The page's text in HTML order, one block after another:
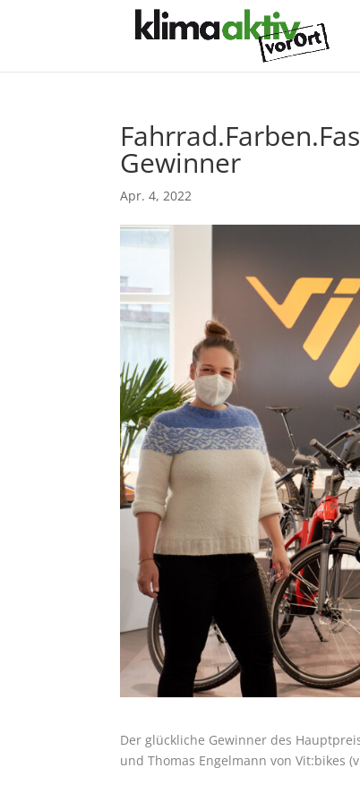
Gewinner
Apr. 4, 2022
Der glückliche Gewinner des
und Thomas Engelmann von Vit:bikes